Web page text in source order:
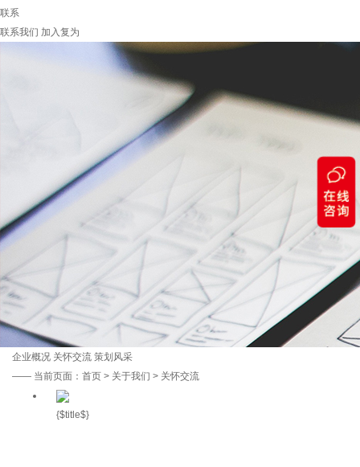
联系
联系我们 加入复为
企业概况 关怀交流 策划风采
—— 当前页面： 首页 > 关于我们 > 关怀交流
{$title$}